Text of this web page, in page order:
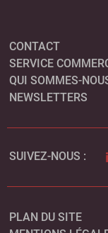
CONTACT
SERVICE
QUI SOMMES-
NEWSLETTERS
SUIVEZ-NOUS :
PLAN DU SITE